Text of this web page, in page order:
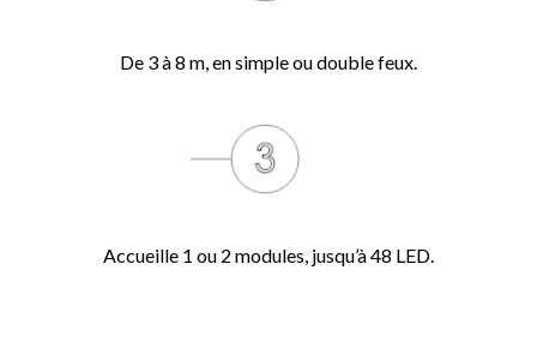
De 3 à 8 m, en simple ou double feux.
Accueille 1 ou 2 modules, jusqu’à 48 LED.